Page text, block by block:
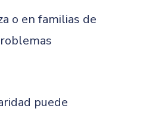
o en familias de
puede